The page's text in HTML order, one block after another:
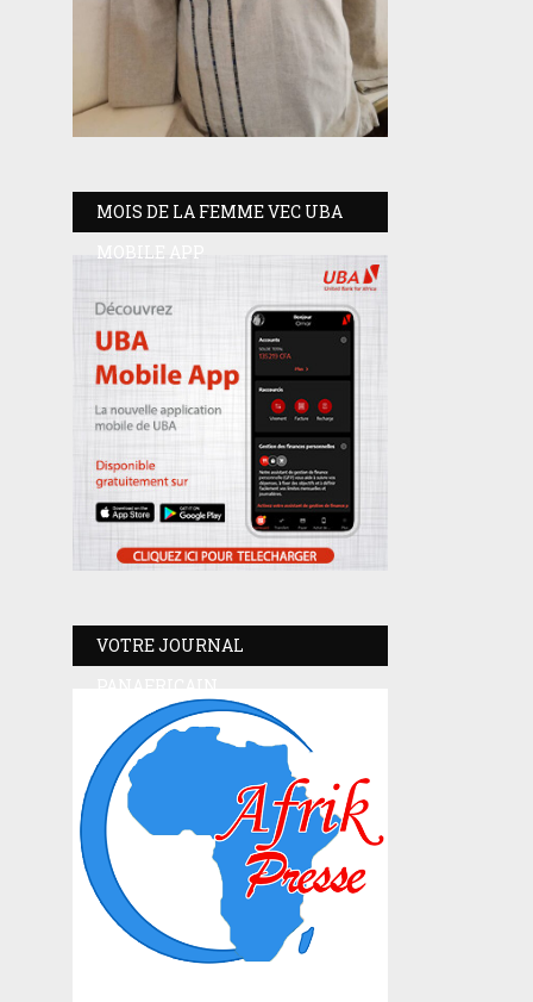
MOIS DE LA FEMME VEC UBA
MOBILE APP
VOTRE JOURNAL